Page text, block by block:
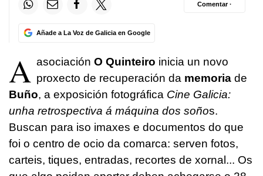
Añade a La Voz de Galicia en Google
Comentar ·
A asociación O Quinteiro inicia un novo
proxecto de recuperación da memoria de
Buño, a exposición fotográfica Cine Galicia:
unha retrospectiva á máquina dos soños.
Buscan para iso imaxes e documentos do que
foi o centro de ocio da comarca: serven fotos,
carteis, tiques, entradas, recortes de xornal... Os